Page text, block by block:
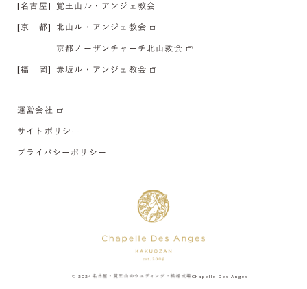
[名古屋] 覚王山ル・アンジェ教会
[京 都] 北山ル・アンジェ教会
京都ノーザンチャーチ北山教会
[福 岡] 赤坂ル・アンジェ教会
運営会社
サイトポリシー
プライバシーポリシー
© 2024 名古屋・覚王山のウエディング・結婚式場 Chapelle Des Anges